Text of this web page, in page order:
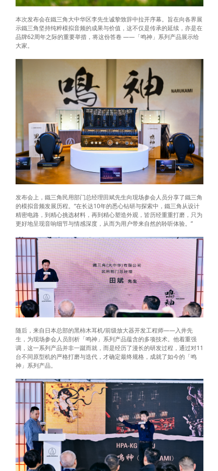
本次发布会在鐵三角大中华区李先生诚挚致辞中拉开序幕。旨在向各界展
示鐵三角坚持纯粹模拟音频的成果与价值，这不仅是传承的延续，亦是在
品牌62周年之际的重要举措，将这份答卷 ——「鸣神」系列产品展示给
大家。
发布会上，鐵三角民用部门总经理田斌先生向现场参会人员分享了鐵三角
的模拟音频发展历程。“在长达10年的悉心钻研与探索中，鐵三角从设计
精密电路，到精心挑选材料，再到精心塑造外观，皆历经重重打磨，只为
更好地呈现音响细节与情感深度，从而为用户带来自然的聆听体验。”
随后，来自日本总部的黑柿木耳机/前级放大器开发工程师——入井先
生，为现场参会人员剖析「鸣神」系列产品蕴含的多项技术。他着重强
调，这一系列产品并非一蹴而就，而是经历了漫长的研发过程，通过对11
台不同原型机的严格打磨与迭代，才确定最终规格，成就了如今的「鸣
神」系列产品。